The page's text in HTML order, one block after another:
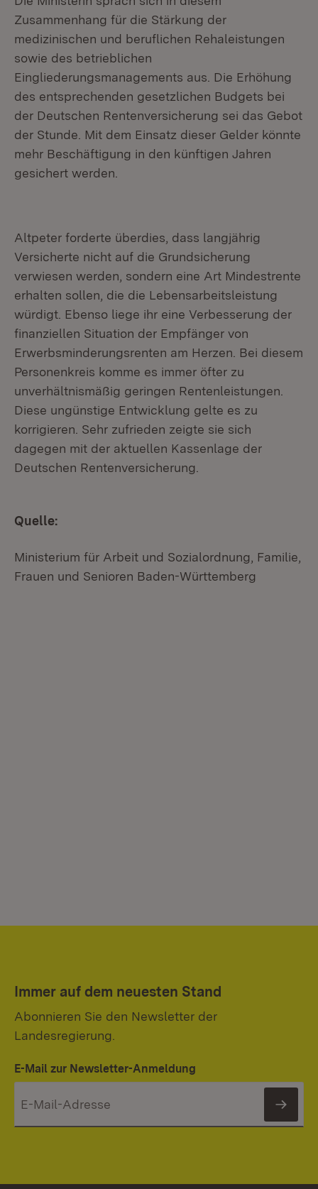
Zusammenhang für die Stärkung der
medizinischen und beruflichen Rehaleistungen
sowie des betrieblichen
Eingliederungsmanagements aus. Die Erhöhung
des entsprechenden gesetzlichen Budgets bei
der Deutschen Rentenversicherung sei das Gebot
der Stunde. Mit dem Einsatz dieser Gelder könnte
mehr Beschäftigung in den künftigen Jahren
gesichert werden.
Altpeter forderte überdies, dass langjährig
Versicherte nicht auf die Grundsicherung
verwiesen werden, sondern eine Art Mindestrente
erhalten sollen, die die Lebensarbeitsleistung
würdigt. Ebenso liege ihr eine Verbesserung der
finanziellen Situation der Empfänger von
Erwerbsminderungsrenten am Herzen. Bei diesem
Personenkreis komme es immer öfter zu
unverhältnismäßig geringen Rentenleistungen.
Diese ungünstige Entwicklung gelte es zu
korrigieren. Sehr zufrieden zeigte sie sich
dagegen mit der aktuellen Kassenlage der
Deutschen Rentenversicherung.
Quelle:
Ministerium für Arbeit und Sozialordnung, Familie,
Frauen und Senioren Baden-Württemberg
Immer auf dem neuesten Stand
Abonnieren Sie den Newsletter der
Landesregierung.
E-Mail zur Newsletter-Anmeldung